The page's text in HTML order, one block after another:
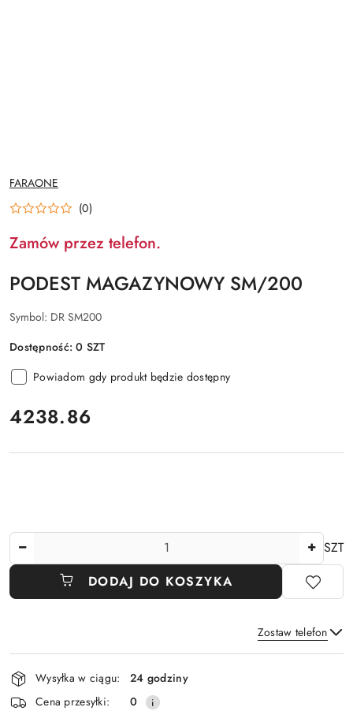
NAZWA
PRODUCENTA:
FARAONE
(0)
Zamów przez telefon.
PODEST MAGAZYNOWY SM/200
Symbol: DR SM200
Dostępność:0 SZT
Powiadom gdy produkt będzie dostępny
cena:
4238.86
SZT
DODAJ DO KOSZYKA
Zostaw telefon
Wyślij
Dostępność
i
dostawa
Wysyłka w ciągu:
24 godziny
Cena przesyłki:
0